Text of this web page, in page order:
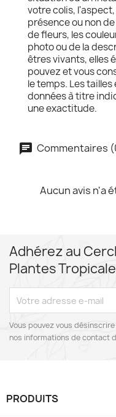
votre colis,
présence ou non
de fleurs, les
photo ou de la
êtres vivants, elles
pouvez et vous
le temps. Les
données à titre
une exactitude.
Commentaires
Aucun avis n'a
Adhérez au
Plantes
Vous pouvez vous
nos informations de contact
PRODUITS